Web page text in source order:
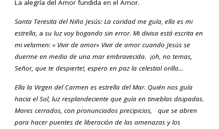
La alegría del Amor fundida en el Amor.
Santa Teresita del Niño Jesús: La caridad me guía, ella es mi
estrella, a su luz voy bogando sin error. Mi divisa está escrita en
mi velamen: « Vivir de amor» Vivir de amor cuando Jesús se
duerme en medio de una mar embravecida. ¡oh, no temas,
Señor, que te despierte!, espero en paz la celestial orilla…
Ella la Virgen del Carmen es estrella del Mar. Quién nos guía
hacia el Sol, luz resplandeciente que guía en tinieblas disipadas.
Mares cerrados, con pronunciados precipicios, que se abren
para hacer puentes de liberación de las amenazas y los